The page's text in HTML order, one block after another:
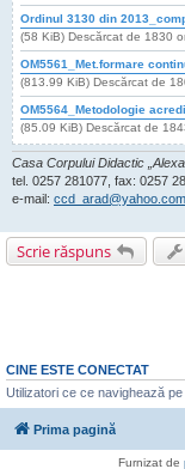
Ordinul 3130 din
(58 KiB) Descărcat de 1830
OM5561_Met.formare
(813.99 KiB) Descărcat de
OM5564_Metodologie
(85.09 KiB) Descărcat de
Casa Corpului Didactic
tel. 0257 281077, fax: 0257
e-mail: ccd_arad@yahoo.com
Scrie răspuns
CINE ESTE CONECTAT
Utilizatori ce ce navighează
Prima pagină
Furnizat de